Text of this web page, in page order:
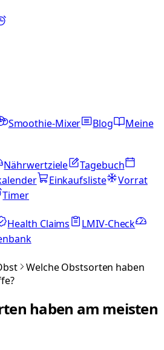
Smoothie-Mixer Blog
Meine
Nährwertziele
Tagebuch
Einkaufsliste
Vorrat
Timer
Health Claims
LMIV-Check
Welche Obstsorten haben
haben am meisten